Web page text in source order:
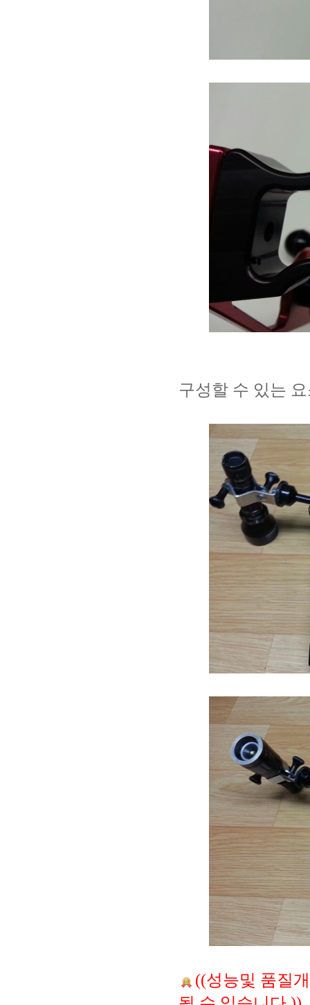
구성할 수 있는
((성능및 품질